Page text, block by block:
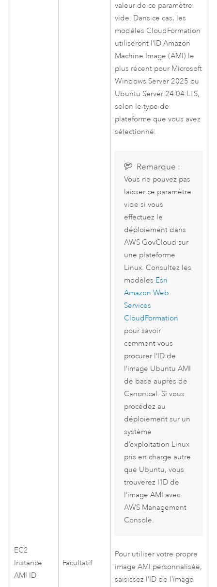
EC2
Instance
AMI ID
Facultatif
valeur de ce paramètre
vide. Dans ce cas, les
modèles CloudFormation
utiliseront l’IDAmazon
Machine Image (AMI) le
plus récent pour Microsoft
Windows Server 2025 ou
Ubuntu Server 24.04 LTS,
selon le type de
plateforme que vous avez
sélectionné.
Remarque :
Vous ne pouvez pas
laisser ce paramètre
vide si vous
effectuez le
déploiement dans
AWSGovCloud sur
une plateforme
Linux. Consultez les
modèles Esri
Amazon Web
Services
CloudFormation
pour savoir
comment vous
procurer l’ID de
l’image Ubuntu AMI
de base auprès de
Canonical. Si vous
procédez au
déploiement sur un
système
d’exploitation Linux
pris en charge autre
que Ubuntu, vous
trouverez l’ID de
l’image AMI avec
AWS Management
Console.
Pour utiliser votre propre
imageAMI personnalisée,
saisissez l’ID de l’image